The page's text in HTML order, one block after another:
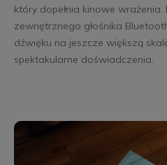
który dopełnia kinowe wrażenia.
zewnętrznego głośnika
dźwięku na jeszcze większą
spektakularne doświadczenia.